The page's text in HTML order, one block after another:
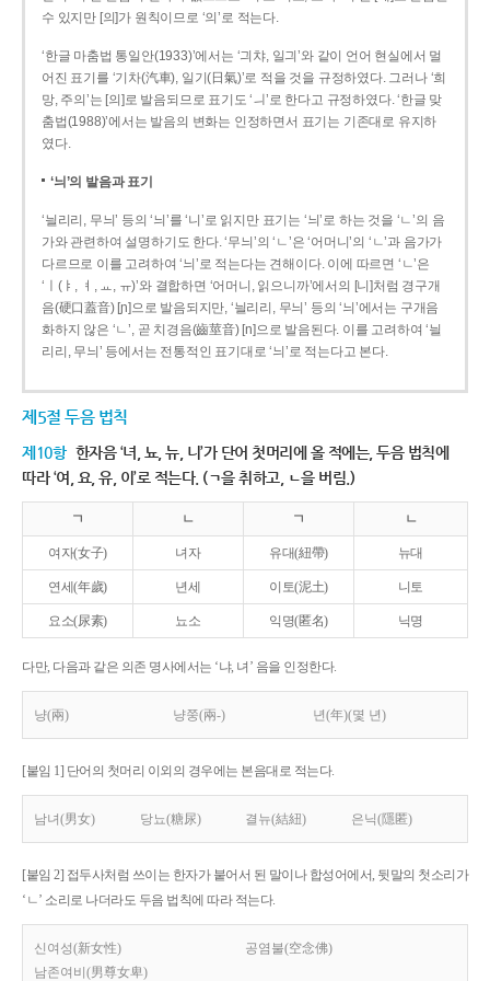
수 있지만 [의]가 원칙이므로 ‘의’로 적는다.
‘한글 마춤법 통일안(1933)’에서는 ‘긔챠, 일긔’와 같이 언어 현실에서 멀
어진 표기를 ‘기차(汽車), 일기(日氣)’로 적을 것을 규정하였다. 그러나 ‘희
망, 주의’는 [의]로 발음되므로 표기도 ‘ㅢ’로 한다고 규정하였다. ‘한글 맞
춤법(1988)’에서는 발음의 변화는 인정하면서 표기는 기존대로 유지하
였다.
‘늬’의 발음과 표기
‘늴리리, 무늬’ 등의 ‘늬’를 ‘니’로 읽지만 표기는 ‘늬’로 하는 것을 ‘ㄴ’의 음
가와 관련하여 설명하기도 한다. ‘무늬’의 ‘ㄴ’은 ‘어머니’의 ‘ㄴ’과 음가가
다르므로 이를 고려하여 ‘늬’로 적는다는 견해이다. 이에 따르면 ‘ㄴ’은
‘ㅣ(ㅑ, ㅕ, ㅛ, ㅠ)’와 결합하면 ‘어머니, 읽으니까’에서의 [니]처럼 경구개
음(硬口蓋音) [ɲ]으로 발음되지만, ‘늴리리, 무늬’ 등의 ‘늬’에서는 구개음
화하지 않은 ‘ㄴ’, 곧 치경음(齒莖音) [n]으로 발음된다. 이를 고려하여 ‘늴
리리, 무늬’ 등에서는 전통적인 표기대로 ‘늬’로 적는다고 본다.
제5절 두음 법칙
제10항 한자음 ‘녀, 뇨, 뉴, 니’가 단어 첫머리에 올 적에는, 두음 법칙에
따라 ‘여, 요, 유, 이’로 적는다. (ㄱ을 취하고, ㄴ을 버림.)
ㄱ ㄴ ㄱ ㄴ
여자(女子) 녀자 유대(紐帶) 뉴대
연세(年歲) 년세 이토(泥土) 니토
요소(尿素) 뇨소 익명(匿名) 닉명
다만, 다음과 같은 의존 명사에서는 ‘냐, 녀’ 음을 인정한다.
냥(兩) 냥쭝(兩-) 년(年)(몇 년)
[붙임 1] 단어의 첫머리 이외의 경우에는 본음대로 적는다.
남녀(男女) 당뇨(糖尿) 결뉴(結紐) 은닉(隱匿)
[붙임 2] 접두사처럼 쓰이는 한자가 붙어서 된 말이나 합성어에서, 뒷말의 첫소리가
‘ㄴ’ 소리로 나더라도 두음 법칙에 따라 적는다.
신여성(新女性)
공염불(空念佛)
남존여비(男尊女卑)